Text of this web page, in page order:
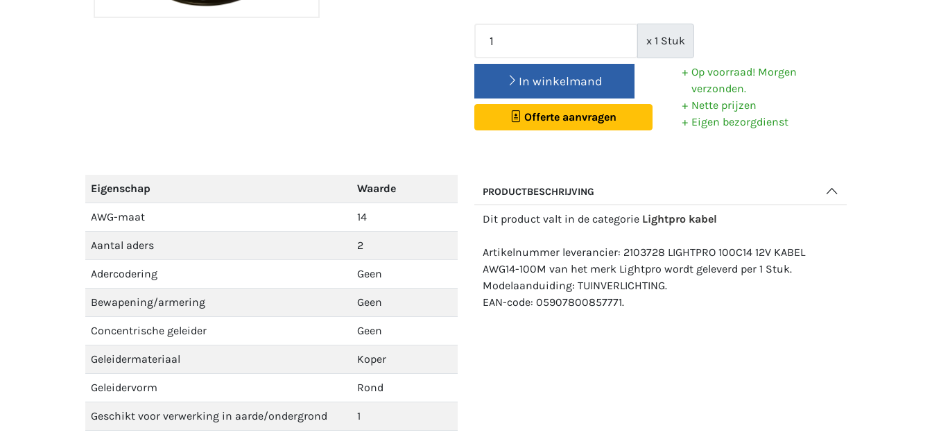
x 1 Stuk
In winkelmand
Offerte aanvragen
Op voorraad! Morgen
verzonden.
Nette prijzen
Eigen bezorgdienst
Eigenschap Waarde
AWG-maat 14
Aantal aders 2
Adercodering Geen
Bewapening/armering Geen
Concentrische geleider Geen
Geleidermateriaal Koper
Geleidervorm Rond
Geschikt voor verwerking in aarde/ondergrond 1
PRODUCTBESCHRIJVING
Dit product valt in de categorie Lightpro kabel
Artikelnummer leverancier: 2103728 LIGHTPRO 100C14 12V KABEL
AWG14-100M van het merk Lightpro wordt geleverd per 1 Stuk.
Modelaanduiding: TUINVERLICHTING.
EAN-code: 05907800857771.